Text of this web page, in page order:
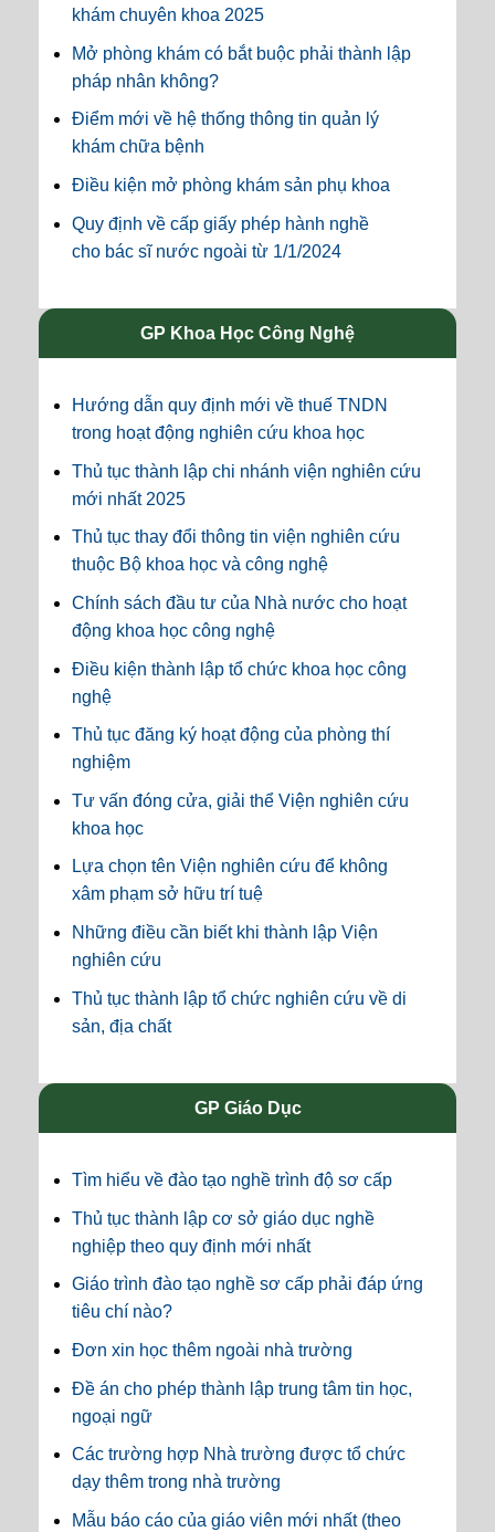
khám chuyên khoa 2025
Mở phòng khám có bắt buộc phải thành lập
pháp nhân không?
Điểm mới về hệ thống thông tin quản lý
khám chữa bệnh
Điều kiện mở phòng khám sản phụ khoa
Quy định về cấp giấy phép hành nghề
cho bác sĩ nước ngoài từ 1/1/2024
GP Khoa Học Công Nghệ
Hướng dẫn quy định mới về thuế TNDN
trong hoạt động nghiên cứu khoa học
Thủ tục thành lập chi nhánh viện nghiên cứu
mới nhất 2025
Thủ tục thay đổi thông tin viện nghiên cứu
thuộc Bộ khoa học và công nghệ
Chính sách đầu tư của Nhà nước cho hoạt
động khoa học công nghệ
Điều kiện thành lập tổ chức khoa học công
nghệ
Thủ tục đăng ký hoạt động của phòng thí
nghiệm
Tư vấn đóng cửa, giải thể Viện nghiên cứu
khoa học
Lựa chọn tên Viện nghiên cứu để không
xâm phạm sở hữu trí tuệ
Những điều cần biết khi thành lập Viện
nghiên cứu
Thủ tục thành lập tổ chức nghiên cứu về di
sản, địa chất
GP Giáo Dục
Tìm hiểu về đào tạo nghề trình độ sơ cấp
Thủ tục thành lập cơ sở giáo dục nghề
nghiệp theo quy định mới nhất
Giáo trình đào tạo nghề sơ cấp phải đáp ứng
tiêu chí nào?
Đơn xin học thêm ngoài nhà trường
Đề án cho phép thành lập trung tâm tin học,
ngoại ngữ
Các trường hợp Nhà trường được tổ chức
dạy thêm trong nhà trường
Mẫu báo cáo của giáo viên mới nhất (theo